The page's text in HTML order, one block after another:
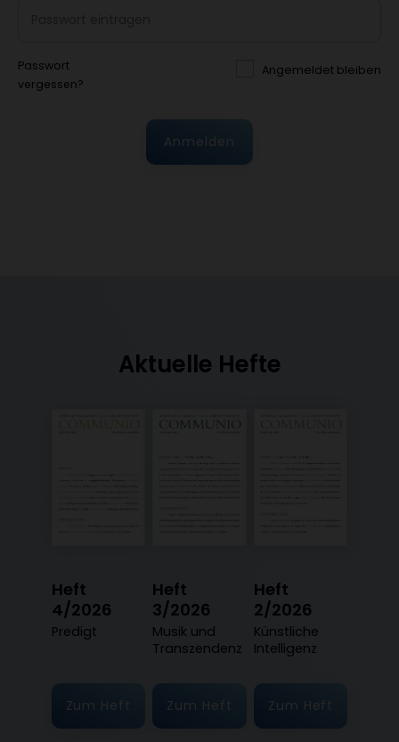
Passwort
vergessen?
Angemeldet bleiben
Anmelden
Aktuelle Hefte
Heft
4/2026
:
Predigt
Zum Heft
Heft
3/2026
:
Musik und
Transzendenz
Zum Heft
Heft
2/2026
:
Künstliche
Intelligenz
Zum Heft